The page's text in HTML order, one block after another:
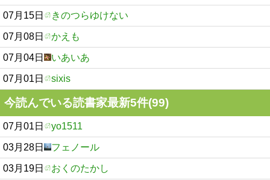
07月15日 きのつらゆけない
07月08日 かえも
07月04日 いあいあ
07月01日 sixis
今読んでいる読書家最新5件(99)
07月01日 yo1511
03月28日 フェノール
03月19日 おくのたかし